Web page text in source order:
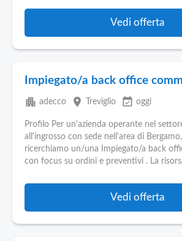
Vedi offerta
Impiegato/a back office
apartment adecco place Treviglio event_available oggi
Profilo Per un'azienda operante nel
all'ingrosso con sede nell'area di
ricerchiamo un/una Impiegato/a back
con focus su ordini e preventivi . La
Vedi offerta